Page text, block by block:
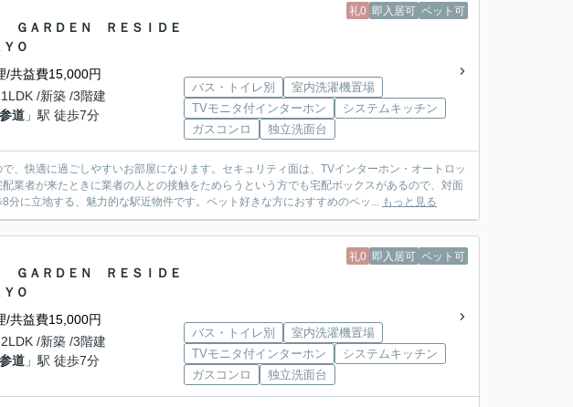
礼0 即入居可 ペット可
ＧＡＲＤＥＮ ＲＥＳＩＤＥ
Ｏ
/共益費15,000円
/新築 /3階建
道 」駅 徒歩7分
バス・トイレ別
室内洗濯機置場
TVモニタ付インターホン
システムキッチン
ガスコンロ
独立洗面台
、快適に過ごしやすいお部屋になります。セキュリティ面は、TVインターホン・オートロッ
業者が来たときに業者の人との接触をためらうという方でも宅配ボックスがあるので、対面
に立地する、魅力的な駅近物件です。ペット好きな方におすすめのペッ... もっと見る
礼0 即入居可 ペット可
ＧＡＲＤＥＮ ＲＥＳＩＤＥ
Ｏ
/共益費15,000円
/新築 /3階建
道 」駅 徒歩7分
バス・トイレ別
室内洗濯機置場
TVモニタ付インターホン
システムキッチン
ガスコンロ
独立洗面台